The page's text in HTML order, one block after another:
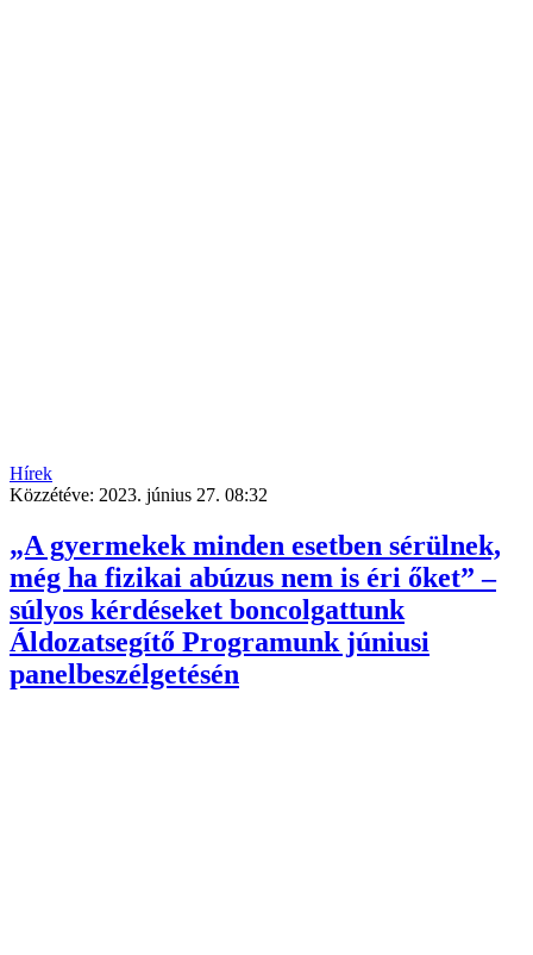
Hírek
Közzétéve: 2023. június 27. 08:32
„A gyermekek minden esetben sérülnek,
még ha fizikai abúzus nem is éri őket” –
súlyos kérdéseket boncolgattunk
Áldozatsegítő Programunk júniusi
panelbeszélgetésén